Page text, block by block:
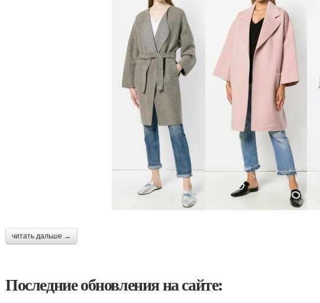
читать дальше →
Последние обновления на сайте: